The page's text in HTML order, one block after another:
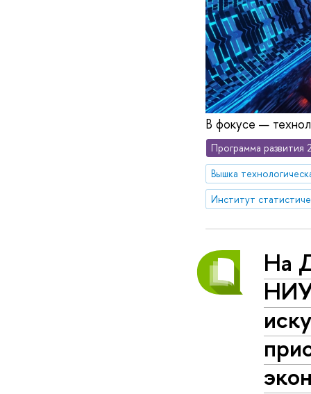
В фокусе —
Программа развития
Вышка
На